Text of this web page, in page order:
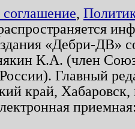
соглашение,
«Дебри-ДВ»
К.А. (член
Главный
край,